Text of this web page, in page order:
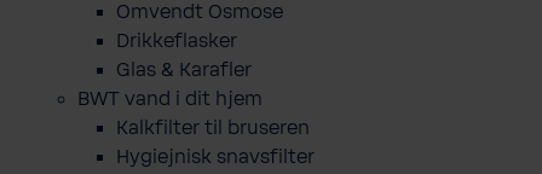
Omvendt Osmose
Drikkeflasker
Glas & Karafler
BWT vand i dit hjem
Kalkfilter til bruseren
Hygiejnisk snavsfilter